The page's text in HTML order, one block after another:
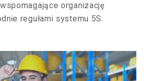
organizację
regułami systemu 5S.